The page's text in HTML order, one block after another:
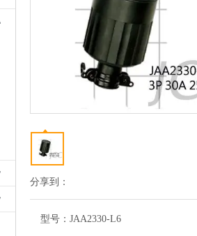
分享到：
型号： JAA2330-L6